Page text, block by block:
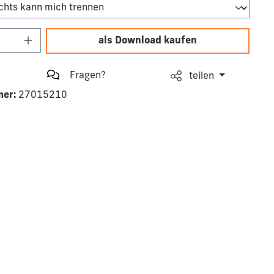
Anzahl: Gib den gewünschten Wert
als Download kaufen
Fragen?
teilen
27015210